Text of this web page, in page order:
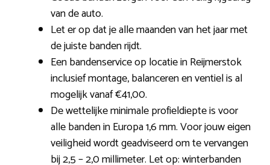
van de auto.
Let er op dat je alle maanden van het jaar met
de juiste banden rijdt.
Een bandenservice op locatie in Reijmerstok
inclusief montage, balanceren en ventiel is al
mogelijk vanaf €41,00.
De wettelijke minimale profieldiepte is voor
alle banden in Europa 1,6 mm. Voor jouw eigen
veiligheid wordt geadviseerd om te vervangen
bij 2,5 – 2,0 millimeter. Let op: winterbanden